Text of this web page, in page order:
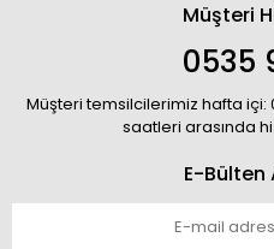
Müşteri
0535
Müşteri temsilcilerimiz hafta içi:
saatleri arasında
E-Bülten